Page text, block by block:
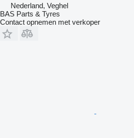
Nederland, Veghel
BAS Parts & Tyres
Contact opnemen met verkoper